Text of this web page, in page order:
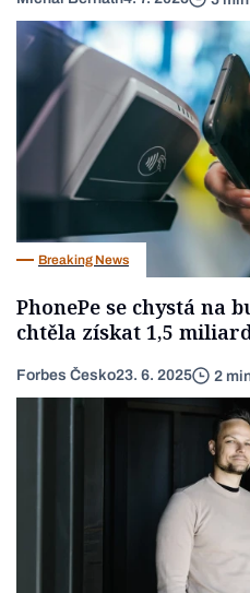
Breaking News
PhonePe se chystá na
chtěla získat 1,5
Forbes Česko23. 6. 2025 2